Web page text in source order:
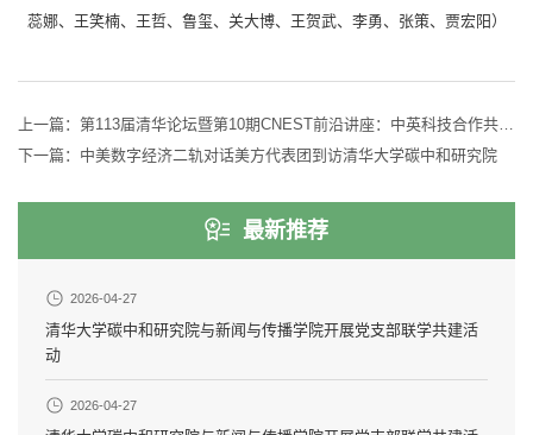
蕊娜、王笑楠、王哲、鲁玺、关大博、王贺武、李勇、张策、贾宏阳）
上一篇： 第113届清华论坛暨第10期CNEST前沿讲座：中英科技合作共迎全球挑战
下一篇： 中美数字经济二轨对话美方代表团到访清华大学碳中和研究院
最新推荐
2026-04-27
清华大学碳中和研究院与新闻与传播学院开展党支部联学共建活
动
2026-04-27